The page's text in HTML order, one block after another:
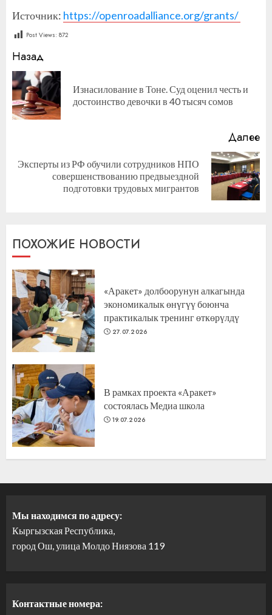
Источник: https://openroadalliance.org/grants/
Post Views: 872
Продолжить
чтение
Назад
Изнасилование в Тоне. Суд оценил честь и
достоинство девочки в 40 тысяч сомов
Далее
Следующая
Эксперты из РФ обучили сотрудников НПО
совершенствованию предвыездной
подготовки трудовых мигрантов
ПОХОЖИЕ НОВОСТИ
«Аракет» долбоорунун алкагында
экономикалык өнүгүү боюнча
практикалык тренинг өткөрүлдү
27.07.2026
В рамках проекта «Аракет»
состоялась Медиа школа
19.07.2026
Мы находимся по адресу:
Кыргызская Республика,
город Ош, улица Молдо Ниязова 119
Контактные номера: